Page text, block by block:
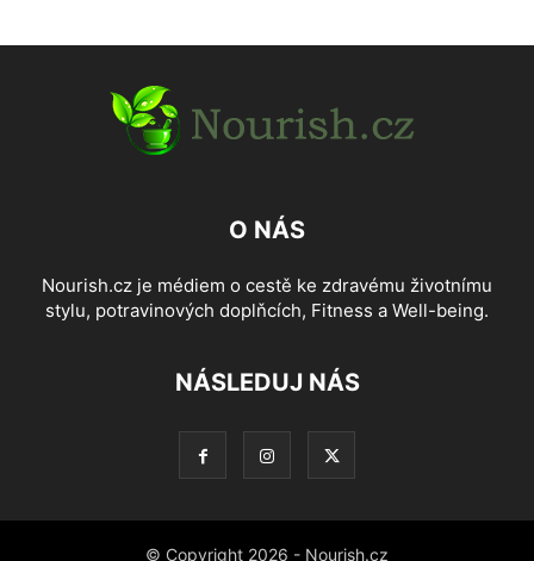
O NÁS
Nourish.cz je médiem o cestě ke zdravému životnímu
stylu, potravinových doplňcích, Fitness a Well-being.
NÁSLEDUJ NÁS
© Copyright 2026 - Nourish.cz